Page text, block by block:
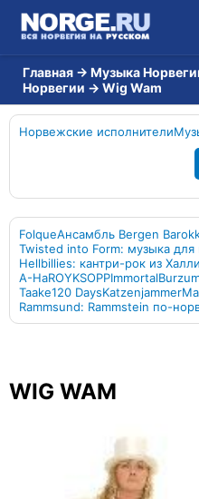
Главная → Музыка
Норвегии → Wig Wam
Норвежские исполнители
FolqueАнсамбль Bergen
Twisted into Form: музыка для
Hellbillies: кантри-рок из
A-HaROYKSOPPImmortal
Taake120 DaysKatzenjammer
Rammsund: Rammstein по-
WIG WAM